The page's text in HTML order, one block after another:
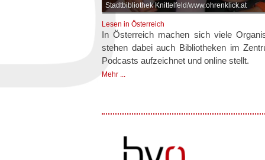
Stadtbibliothek Knittelfeld/www.ohrenklick.at
Lesen in Österreich
In Österreich machen sich viele
stehen dabei auch Bibliotheken im
Podcasts aufzeichnet und online stellt.
Mehr ...